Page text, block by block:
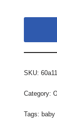
SKU:
Category:
Tags: